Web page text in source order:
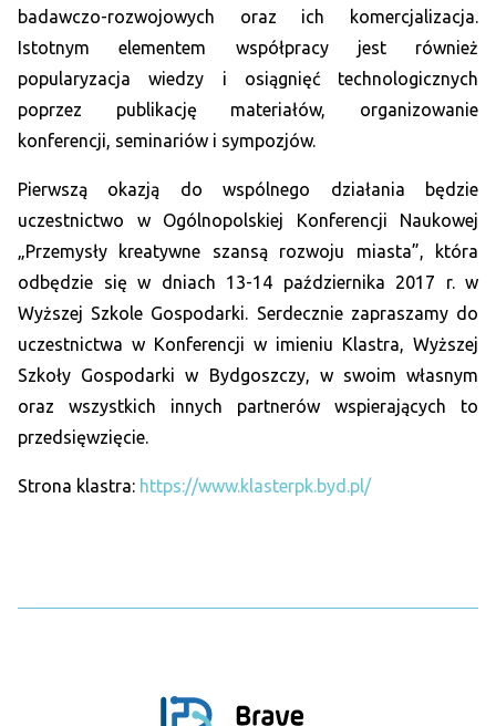
badawczo-rozwojowych oraz ich komercjalizacja.
Istotnym elementem współpracy jest również
popularyzacja wiedzy i osiągnięć technologicznych
poprzez publikację materiałów, organizowanie
konferencji, seminariów i sympozjów.
Pierwszą okazją do wspólnego działania będzie
uczestnictwo w Ogólnopolskiej Konferencji Naukowej
„Przemysły kreatywne szansą rozwoju miasta”, która
odbędzie się w dniach 13-14 października 2017 r. w
Wyższej Szkole Gospodarki. Serdecznie zapraszamy do
uczestnictwa w Konferencji w imieniu Klastra, Wyższej
Szkoły Gospodarki w Bydgoszczy, w swoim własnym
oraz wszystkich innych partnerów wspierających to
przedsięwzięcie.
Strona klastra: https://www.klasterpk.byd.pl/